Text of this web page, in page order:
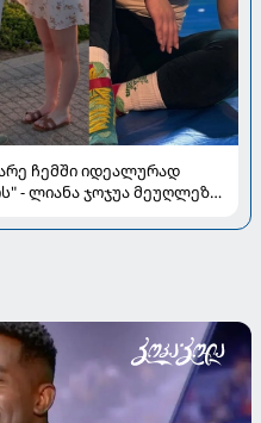
ჩემში იდეალურად
- ლიანა ჯოჯუა მეუღლეზე,